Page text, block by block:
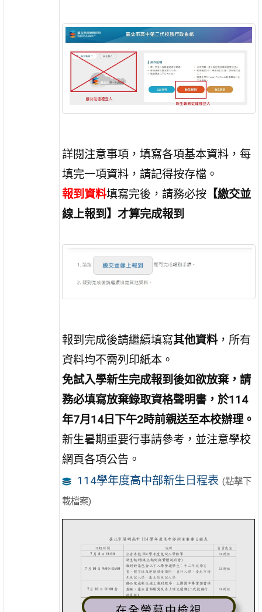
詳閱注意事項，填寫各項基本資料，每
填完一項資料，請記得按存檔。
報到資料填寫完後，請務必按 【繳交並
線上報到】才算完成報到
報到完成後請繼續填寫其他資料，所有
資料均不需列印紙本。
免試入學新生完成報到後如欲放棄，請
務必填寫放棄錄取資格聲明書，於114
年7月14日下午2時前親送至本校辦理。
新生暑期重要行事請參考，並注意學校
網頁各項公告。
114學年度高中部新生日程表 (點擊下
載檔案)